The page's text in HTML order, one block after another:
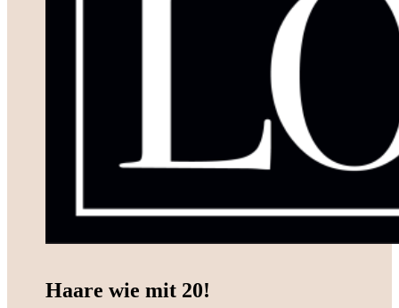
Haare wie mit 20!